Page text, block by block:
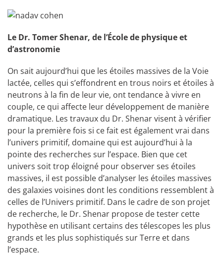
Le Dr. Tomer Shenar, de l’École de physique et
d’astronomie
On sait aujourd’hui que les étoiles massives de la Voie
lactée, celles qui s’effondrent en trous noirs et étoiles à
neutrons à la fin de leur vie, ont tendance à vivre en
couple, ce qui affecte leur développement de manière
dramatique. Les travaux du Dr. Shenar visent à vérifier
pour la première fois si ce fait est également vrai dans
l’univers primitif, domaine qui est aujourd’hui à la
pointe des recherches sur l’espace. Bien que cet
univers soit trop éloigné pour observer ses étoiles
massives, il est possible d’analyser les étoiles massives
des galaxies voisines dont les conditions ressemblent à
celles de l’Univers primitif. Dans le cadre de son projet
de recherche, le Dr. Shenar propose de tester cette
hypothèse en utilisant certains des télescopes les plus
grands et les plus sophistiqués sur Terre et dans
l’espace.